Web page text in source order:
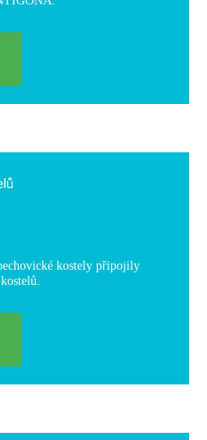
kostely připojily